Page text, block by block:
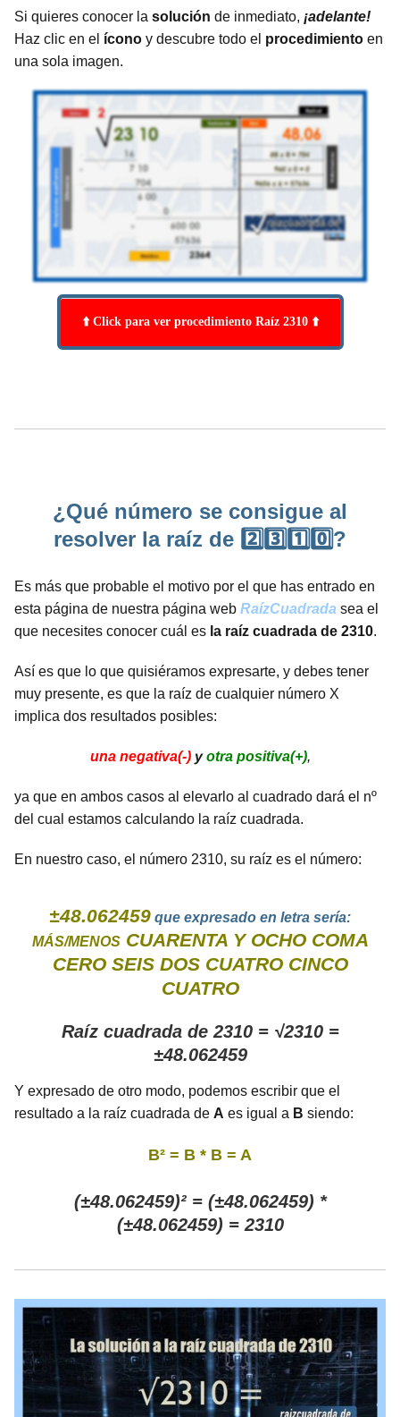
Si quieres conocer la solución de inmediato, ¡adelante!
Haz clic en el ícono y descubre todo el procedimiento en
una sola imagen.
⬆️ Click para ver procedimiento Raíz 2310 ⬆️
¿Qué número se consigue al
resolver la raíz de 2️⃣3️⃣1️⃣0️⃣?
Es más que probable el motivo por el que has entrado en
esta página de nuestra página web RaízCuadrada sea el
que necesites conocer cuál es la raíz cuadrada de 2310.
Así es que lo que quisiéramos expresarte, y debes tener
muy presente, es que la raíz de cualquier número X
implica dos resultados posibles:
una negativa(-)yotra positiva(+),
ya que en ambos casos al elevarlo al cuadrado dará el nº
del cual estamos calculando la raíz cuadrada.
En nuestro caso, el número 2310, su raíz es el número:
±48.062459 que expresado en letra sería:
MÁS/MENOS CUARENTA Y OCHO COMA
CERO SEIS DOS CUATRO CINCO
CUATRO
Raíz cuadrada de 2310 = √2310 =
±48.062459
Y expresado de otro modo, podemos escribir que el
resultado a la raíz cuadrada de A es igual a B siendo:
B² = B * B = A
(±48.062459)² = (±48.062459) *
(±48.062459) = 2310